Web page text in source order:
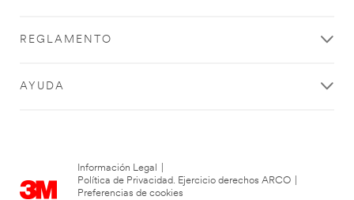
REGLAMENTO
AYUDA
Información Legal
Política de Privacidad. Ejercicio derechos ARCO
Preferencias de cookies